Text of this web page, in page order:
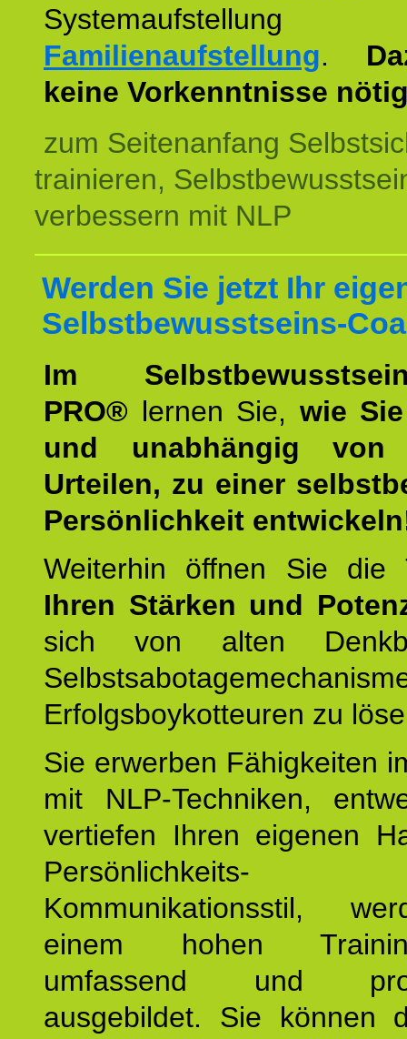
Familienaufstellung.
keine Vorkenntnisse
zum Seitenanfang
trainieren,
verbessern mit NLP
Werden Sie jetzt Ihr
Selbstbewusstseins-
Im
PRO® lernen Sie, wie
und unabhängig von
Urteilen, zu einer
Persönlichkeit
Weiterhin öffnen Sie
Ihren Stärken und
sich von alten
Erfolgsboykotteuren zu
Sie erwerben Fähigkeiten
mit NLP-Techniken,
vertiefen Ihren eigenen
Kommunikationsstil,
einem hohen
umfassend und
ausgebildet. Sie können